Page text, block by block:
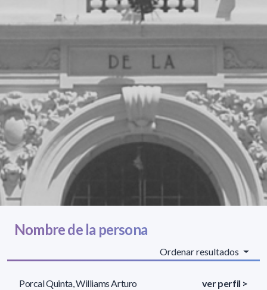
Nombre de la persona
Ordenar resultados
Porcal Quinta, Williams Arturo ver perfil >